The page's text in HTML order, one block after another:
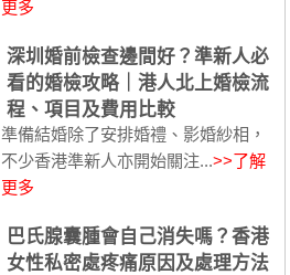
更多
深圳婚前檢查邊間好？準新人必
看的婚檢攻略｜港人北上婚檢流
程、項目及費用比較
準備結婚除了安排婚禮、影婚紗相，
不少香港準新人亦開始關注...>>了解
更多
巴氏腺囊腫會自己消失嗎？香港
女性私密處疼痛原因及處理方法